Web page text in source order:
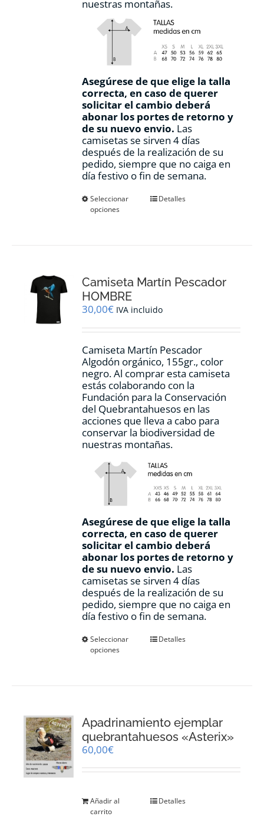
nuestras montañas.
Asegúrese de que elige la talla
correcta, en caso de querer
solicitar el cambio deberá
abonar los portes de retorno y
de su nuevo envio. Las
camisetas se sirven 4 días
después de la realización de su
pedido, siempre que no caiga en
día festivo o fin de semana.
Seleccionar
opciones
Este
se
elegir
en
la
de
producto
Detalles
Camiseta Martín Pescador
HOMBRE
30,00€ IVA incluido
Camiseta Martín Pescador
Algodón orgánico, 155gr., color
negro. Al comprar esta camiseta
estás colaborando con la
Fundación para la Conservación
del Quebrantahuesos en las
acciones que lleva a cabo para
conservar la biodiversidad de
nuestras montañas.
Asegúrese de que elige la talla
correcta, en caso de querer
solicitar el cambio deberá
abonar los portes de retorno y
de su nuevo envio. Las
camisetas se sirven 4 días
después de la realización de su
pedido, siempre que no caiga en
día festivo o fin de semana.
Seleccionar
opciones
Este
se
pueden
la
producto
Detalles
Apadrinamiento ejemplar
quebrantahuesos «Asterix»
60,00€
Añadir al
carrito
Detalles